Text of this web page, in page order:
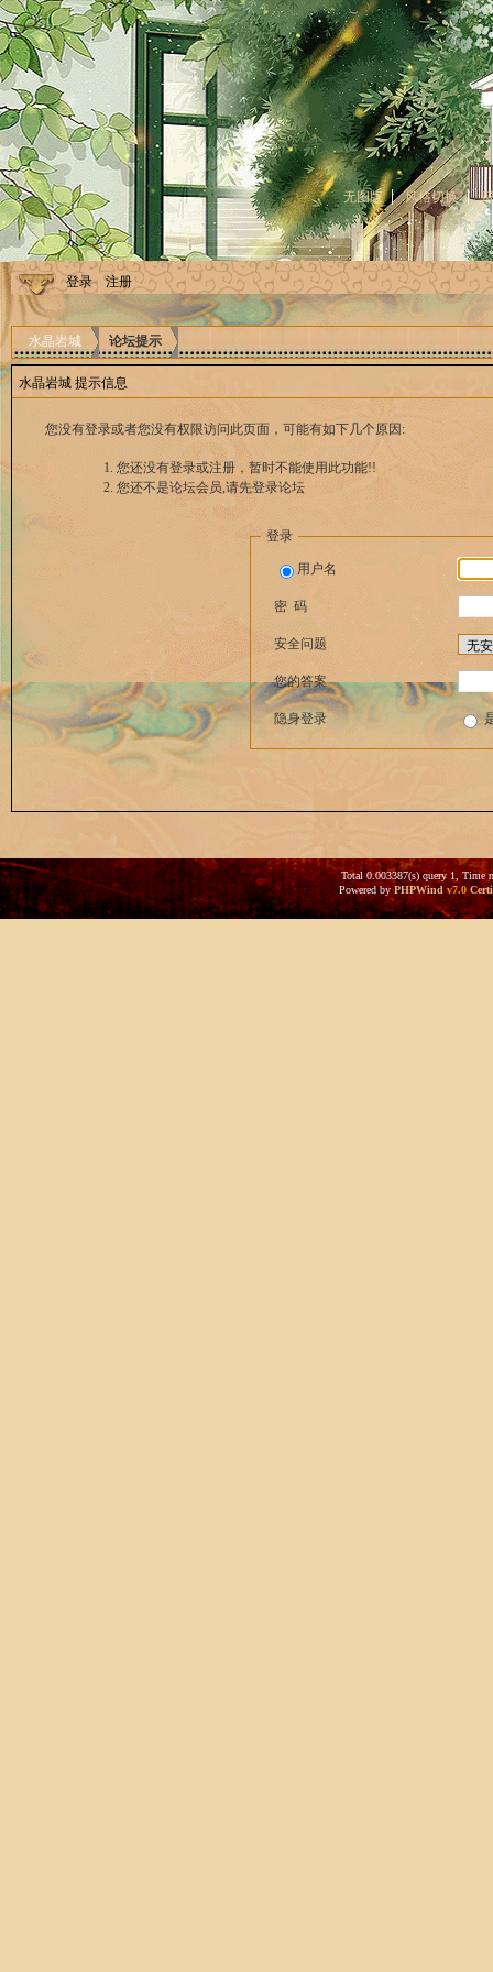
无图版 风格切换
登录 注册
水晶岩城 论坛提示
水晶岩城 提示信息
您没有登录或者您没有权限访问此页面，可能有如下几个原因:
您还没有登录或注册，暂时不能使用此功能!!
您还不是论坛会员,请先登录论坛
登录
用户名
密 码
安全问题
您的答案
隐身登录
Total 0.003387(s) query 1, Time
Powered byPHPWind v7.0